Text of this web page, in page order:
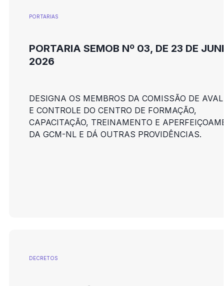
PORTARIAS
PORTARIA SEMOB Nº 03, DE 23 DE
2026
DESIGNA OS MEMBROS DA COMISSÃO DE
E CONTROLE DO CENTRO DE FORMAÇÃO,
CAPACITAÇÃO, TREINAMENTO E
DA GCM-NL E DÁ OUTRAS PROVIDÊNCIAS.
DECRETOS